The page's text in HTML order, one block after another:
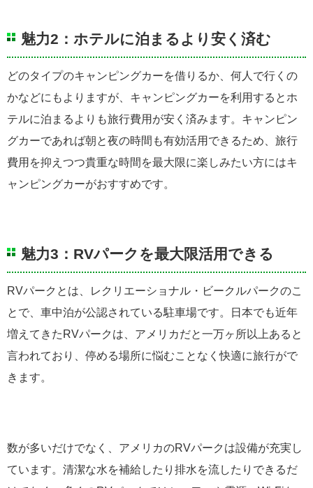
魅力2：ホテルに泊まるより安く済む
どのタイプのキャンピングカーを借りるか、何人で行くの
かなどにもよりますが、キャンピングカーを利用するとホ
テルに泊まるよりも旅行費用が安く済みます。キャンピン
グカーであれば朝と夜の時間も有効活用できるため、旅行
費用を抑えつつ貴重な時間を最大限に楽しみたい方にはキ
ャンピングカーがおすすめです。
魅力3：RVパークを最大限活用できる
RVパークとは、レクリエーショナル・ビークルパークのこ
とで、車中泊が公認されている駐車場です。日本でも近年
増えてきたRVパークは、アメリカだと一万ヶ所以上あると
言われており、停める場所に悩むことなく快適に旅行がで
きます。
数が多いだけでなく、アメリカのRVパークは設備が充実し
ています。清潔な水を補給したり排水を流したりできるだ